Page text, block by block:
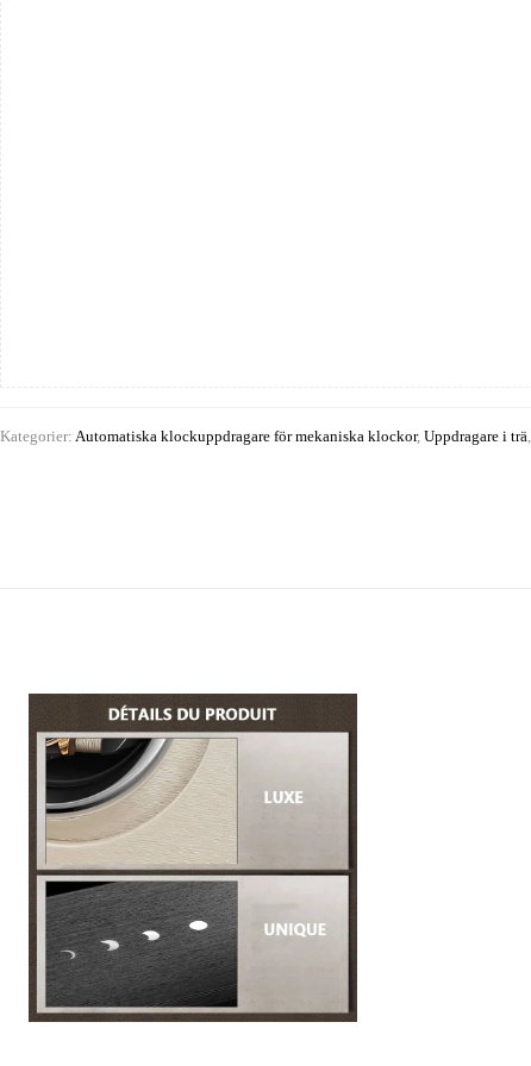
Kategorier: Automatiska klockuppdragare för mekaniska klockor, Uppdragare i trä